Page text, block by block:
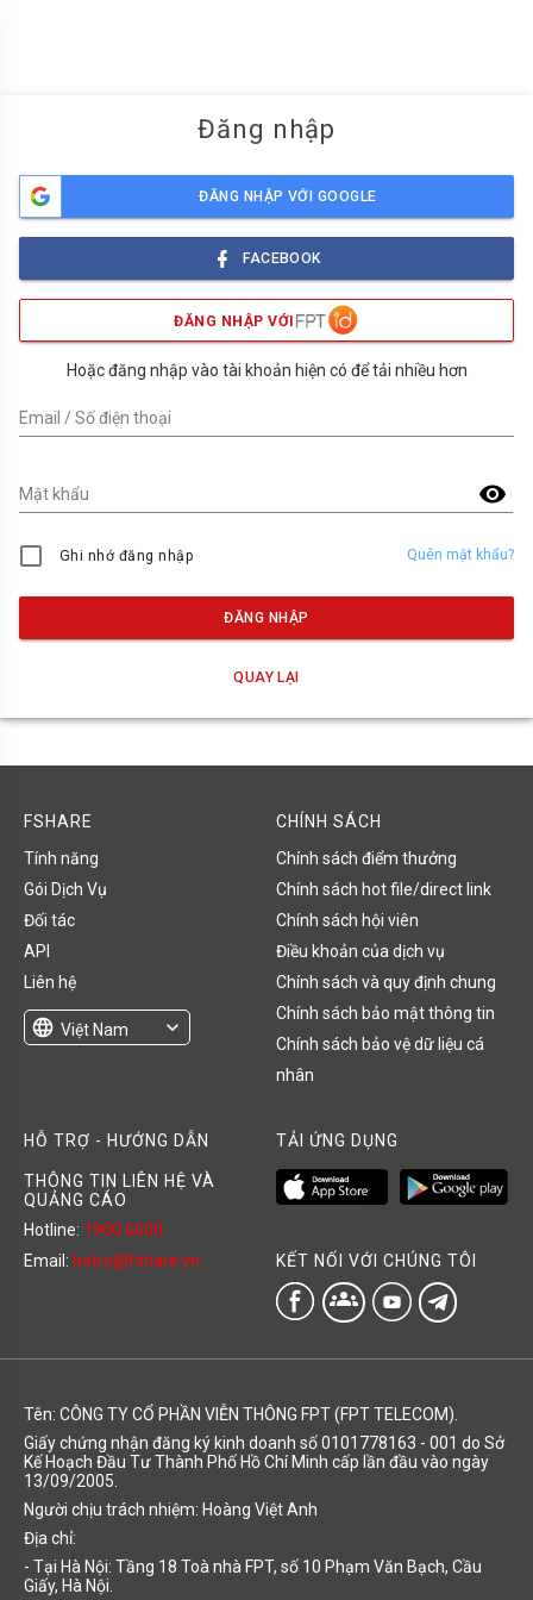
Đăng nhập
ĐĂNG NHẬP VỚI GOOGLE
FACEBOOK
ĐĂNG NHẬP VỚI
Hoặc đăng nhập vào tài khoản hiện có để tải nhiều hơn
Email / Số điện thoại
visibility
Mật khẩu
Ghi nhớ đăng nhập Quên mật khẩu?
ĐĂNG NHẬP
QUAY LẠI
FSHARE
Tính năng
Gói Dịch Vụ
Đối tác
API
Liên hệ
language Việt Nam
expand_more
CHÍNH SÁCH
Chính sách điểm thưởng
Chính sách hot file/direct link
Chính sách hội viên
Điều khoản của dịch vụ
Chính sách và quy định chung
Chính sách bảo mật thông tin
Chính sách bảo vệ dữ liệu cá
nhân
HỖ TRỢ - HƯỚNG DẪN
THÔNG TIN LIÊN HỆ VÀ
QUẢNG CÁO
Hotline: 1900 6600
Email: hotro@fshare.vn
TẢI ỨNG DỤNG
KẾT NỐI VỚI CHÚNG TÔI
groups
Tên: CÔNG TY CỔ PHẦN VIỄN THÔNG FPT (FPT TELECOM).
Giấy chứng nhận đăng ký kinh doanh số 0101778163 - 001 do Sở
Kế Hoạch Đầu Tư Thành Phố Hồ Chí Minh cấp lần đầu vào ngày
13/09/2005.
Người chịu trách nhiệm: Hoàng Việt Anh
Địa chỉ:
- Tại Hà Nội: Tầng 18 Toà nhà FPT, số 10 Phạm Văn Bạch, Cầu
Giấy, Hà Nội.